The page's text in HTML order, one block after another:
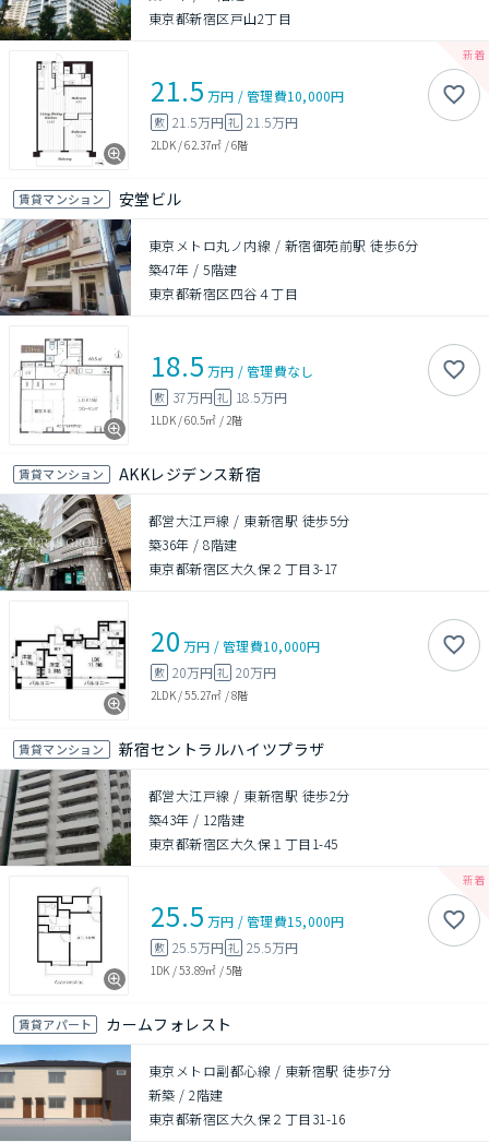
東京都新宿区戸山2丁目
21.5 万円 /管理費10,000円
敷 21.5万円 礼 21.5万円
2LDK/62.37㎡ /6階
賃貸マンション 安堂ビル
東京メトロ丸ノ内線 / 新宿御苑前駅 徒歩6分
築47年 /5階建
東京都新宿区四谷４丁目
18.5 万円 /管理費なし
敷 37万円 礼 18.5万円
1LDK/60.5㎡ / 2階
賃貸マンション AKKレジデンス新宿
都営大江戸線 / 東新宿駅 徒歩5分
築36年 /8階建
東京都新宿区大久保２丁目3-17
20 万円 /管理費10,000円
敷 20万円 礼 20万円
2LDK/55.27㎡ /8階
賃貸マンション 新宿セントラルハイツプラザ
都営大江戸線 / 東新宿駅 徒歩2分
築43年 / 12階建
東京都新宿区大久保１丁目1-45
25.5 万円 /管理費15,000円
敷 25.5万円 礼 25.5万円
1DK /53.89㎡ /5階
賃貸アパート カームフォレスト
東京メトロ副都心線 / 東新宿駅 徒歩7分
新築 /2階建
東京都新宿区大久保２丁目31-16